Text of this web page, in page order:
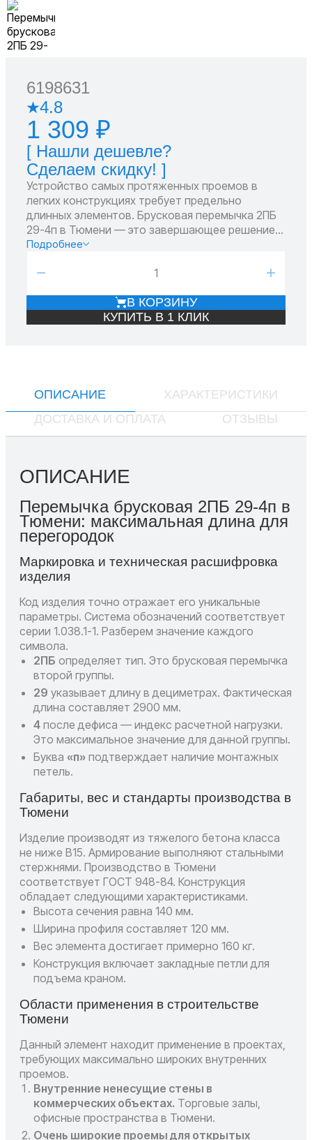
6198631
4.8
1 309 ₽
[ Нашли дешевле?
Сделаем скидку! ]
Устройство самых протяженных проемов в
легких конструкциях требует предельно
длинных элементов. Брусковая перемычка 2ПБ
29-4п в Тюмени — это завершающее решение в
линейке для ненесущих стен. Изделие
Поэтому его выбирают для масштабных
вы получаете надежную опору для создания
больших залов и открытых планировок.
Подробнее
− +
В КОРЗИНУ
КУПИТЬ В 1 КЛИК
ОПИСАНИЕ
ХАРАКТЕРИСТИКИ
ДОСТАВКА И ОПЛАТА
ОТЗЫВЫ
ОПИСАНИЕ
Перемычка брусковая 2ПБ 29-4п в
Тюмени: максимальная длина для
перегородок
Маркировка и техническая расшифровка
изделия
Код изделия точно отражает его уникальные
параметры. Система обозначений соответствует
серии 1.038.1-1. Разберем значение каждого
символа.
2ПБ определяет тип. Это брусковая перемычка
второй группы.
29 указывает длину в дециметрах. Фактическая
длина составляет 2900 мм.
4 после дефиса — индекс расчетной нагрузки.
Это максимальное значение для данной группы.
Буква «п» подтверждает наличие монтажных
петель.
Габариты, вес и стандарты производства в
Тюмени
Изделие производят из тяжелого бетона класса
не ниже В15. Армирование выполняют стальными
стержнями. Производство в Тюмени
соответствует ГОСТ 948-84. Конструкция
обладает следующими характеристиками.
Высота сечения равна 140 мм.
Ширина профиля составляет 120 мм.
Вес элемента достигает примерно 160 кг.
Конструкция включает закладные петли для
подъема краном.
Области применения в строительстве
Тюмени
Данный элемент находит применение в проектах,
требующих максимально широких внутренних
проемов.
Внутренние ненесущие стены в
коммерческих объектах. Торговые залы,
офисные пространства в Тюмени.
Очень широкие проемы для открытых